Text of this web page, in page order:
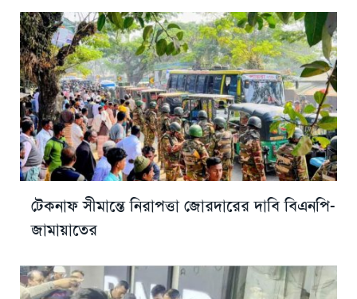
টেকনাফ সীমান্তে নিরাপত্তা জোরদারের দাবি বিএনপি-
জামায়াতের